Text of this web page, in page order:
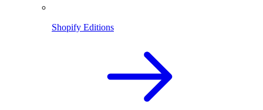
Shopify Editions